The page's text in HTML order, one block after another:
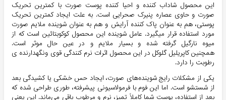
این محصول شاداب کننده و احیا کننده پوست صورت با کمترین تحریک
صورت و حاوی عصاره پنیرک صحرایی است. به علت ایجاد کمترین تحریک
پوستی، هم به عنوان پاک کننده آرایش و هم به عنوان شوینده ملایم صورت
مورد استفاده قرار میگیرد. عامل شوینده این محصول کوکوبتائین است که از
میوه نارگیل گرفته شده و بسیار ملایم و در عین حال موثر است.
همچنین کاپریلیل گلوکل در این محصول اثرات نرم کنندگی قوی ونگهدارنده ی
رطوبت را دارد.
یکی از مشکلات رایج شوینده‌های صورت، ایجاد حس خشکی یا کشیدگی بعد
از شستشو است. اما این فوم با فرمولاسیونی پیشرفته، طوری طراحی شده که
بعد از استفاده، پوست شما کاملاً تمیز، نرم و مرطوب باقی می‌ماند. این یعنی